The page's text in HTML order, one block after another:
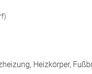
Heizkörper,